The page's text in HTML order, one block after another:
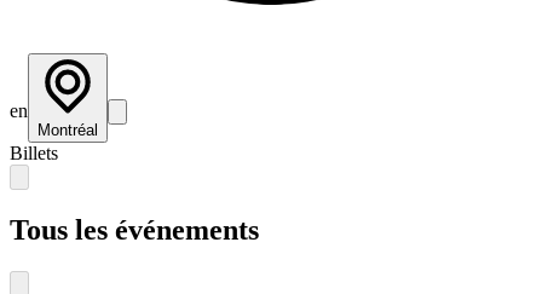
en
Montréal
Billets
Tous les événements